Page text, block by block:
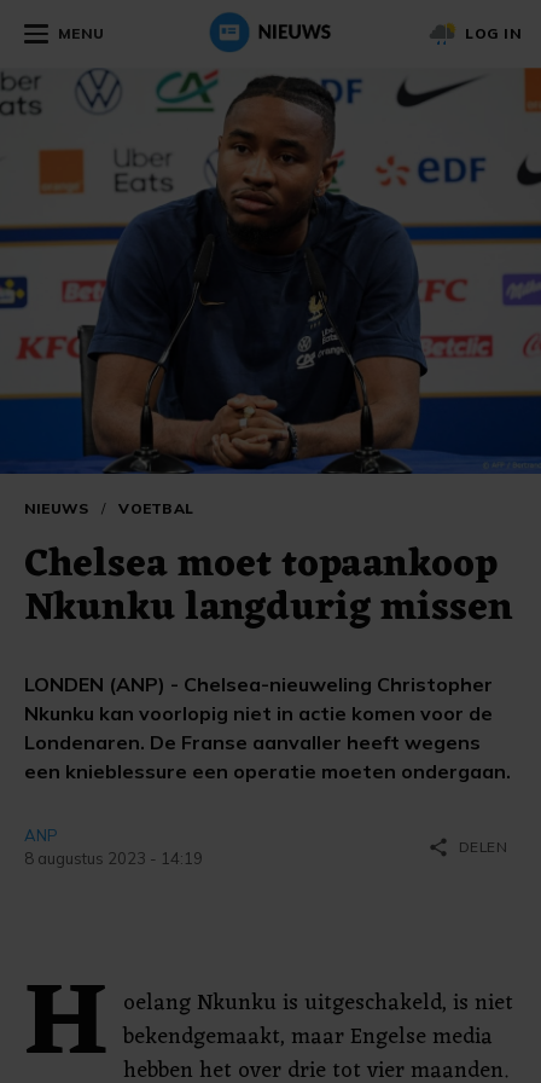
MENU LOG IN
NIEUWS / VOETBAL
Chelsea moet topaankoop
Nkunku langdurig missen
LONDEN (ANP) - Chelsea-nieuweling Christopher
Nkunku kan voorlopig niet in actie komen voor de
Londenaren. De Franse aanvaller heeft wegens
een knieblessure een operatie moeten ondergaan.
ANP
8 augustus 2023 - 14:19
share DELEN
H oelang Nkunku is uitgeschakeld, is niet
bekendgemaakt, maar Engelse media
hebben het over drie tot vier maanden.